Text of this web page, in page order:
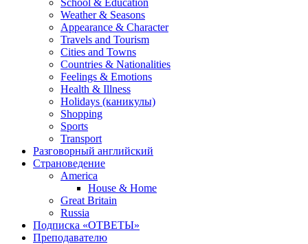
School & Education
Weather & Seasons
Appearance & Character
Travels and Tourism
Cities and Towns
Countries & Nationalities
Feelings & Emotions
Health & Illness
Holidays (каникулы)
Shopping
Sports
Transport
Разговорный английский
Страноведение
America
House & Home
Great Britain
Russia
Подписка «ОТВЕТЫ»
Преподавателю